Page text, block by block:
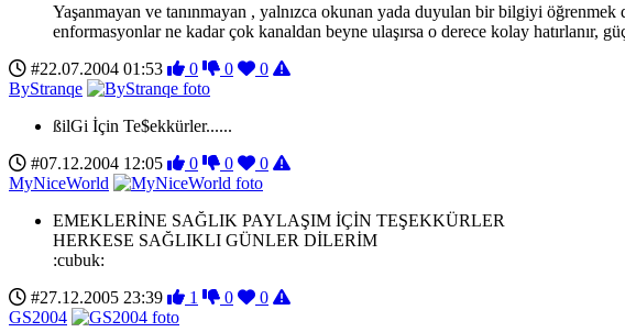
Yaşanmayan ve tanınmayan , yalnızca okunan yada duyulan bir bilgiyi öğrenmek
enformasyonlar ne kadar çok kanaldan beyne ulaşırsa o derece kolay hatırlanır,
#22.07.2004 01:53
0 0
0
ByStranqe
ßilGi İçin Te$ekkürler......
#07.12.2004 12:05
0 0
0
MyNiceWorld
EMEKLERİNE SAĞLIK PAYLAŞIM İÇİN TEŞEKKÜRLER
HERKESE SAĞLIKLI GÜNLER DİLERİM
:cubuk:
#27.12.2005 23:39
1 0
0
GS2004